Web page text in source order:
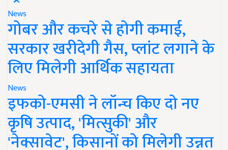
News
गोबर और कचरे से होगी कमाई,
सरकार खरीदेगी गैस, प्लांट लगाने के
लिए मिलेगी आर्थिक सहायता
News
इफको-एमसी ने लॉन्च किए दो नए
कृषि उत्पाद, 'मित्सुकी' और
'नेक्सावेट', किसानों को मिलेगी उन्नत